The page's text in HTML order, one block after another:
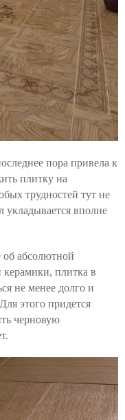
пора привела к
плитку на
трудностей тут не
укладывается вполне
об абсолютной
керамики, плитка в
не менее долго и
этого придется
черновую